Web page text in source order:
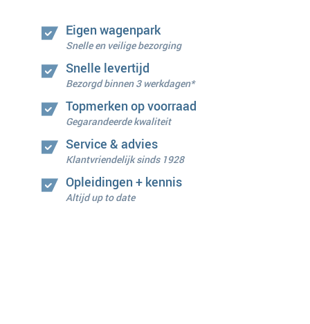
Eigen wagenpark
Snelle en veilige bezorging
Snelle levertijd
Bezorgd binnen 3 werkdagen*
Topmerken op voorraad
Gegarandeerde kwaliteit
Service & advies
Klantvriendelijk sinds 1928
Opleidingen + kennis
Altijd up to date